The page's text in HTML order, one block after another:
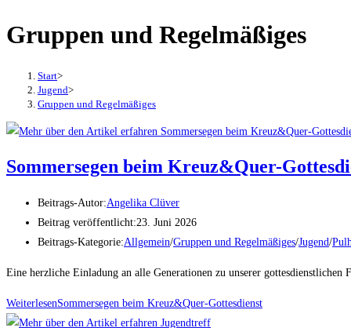
Gruppen und Regelmäßiges
Start>
Jugend>
Gruppen und Regelmäßiges
Sommersegen beim Kreuz&Quer-
Beitrags-Autor:Angelika Clüver
Beitrag veröffentlicht:23. Juni 2026
Beitrags-Kategorie:Allgemein/Gruppen und Regelmäßiges/Jugend/
Eine herzliche Einladung an alle Generationen zu unserer
WeiterlesenSommersegen beim Kreuz&Quer-Gottesdienst